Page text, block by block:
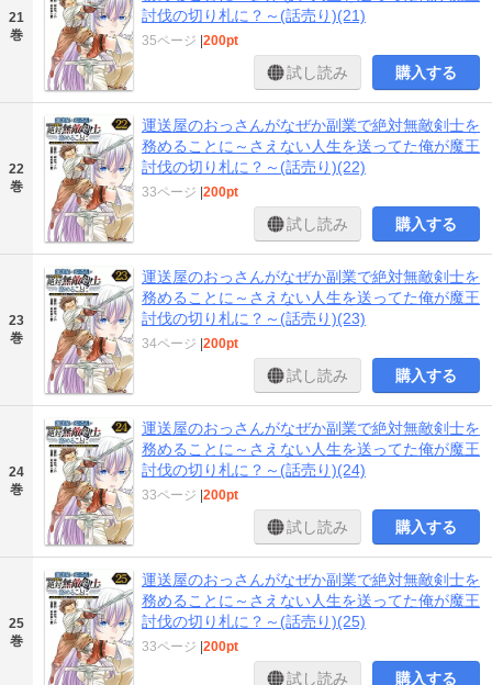
21
巻
討伐の切り札に？～(話売り)(21)
35ページ 200pt
試し読み 購入する
22
巻
運送屋のおっさんがなぜか副業で絶対無敵剣士を
務めることに～さえない人生を送ってた俺が魔王
討伐の切り札に？～(話売り)(22)
33ページ 200pt
試し読み 購入する
23
巻
運送屋のおっさんがなぜか副業で絶対無敵剣士を
務めることに～さえない人生を送ってた俺が魔王
討伐の切り札に？～(話売り)(23)
34ページ 200pt
試し読み 購入する
24
巻
運送屋のおっさんがなぜか副業で絶対無敵剣士を
務めることに～さえない人生を送ってた俺が魔王
討伐の切り札に？～(話売り)(24)
33ページ 200pt
試し読み 購入する
25
巻
運送屋のおっさんがなぜか副業で絶対無敵剣士を
務めることに～さえない人生を送ってた俺が魔王
討伐の切り札に？～(話売り)(25)
33ページ 200pt
試し読み 購入する